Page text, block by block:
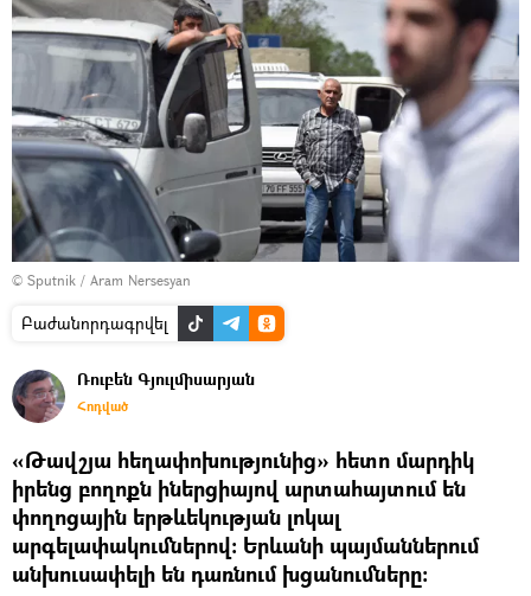
© Sputnik / Aram Nersesyan
Բաժանորդագրվել
Ռուբեն Գյուլմիսարյան
Հոդված
«Թավշյա հեղափոխությունից» հետո մարդիկ
իրենց բողոքն իներցիայով արտահայտում են
փողոցային երթևեկության լոկալ
արգելափակումներով։ Երևանի պայմաններում
անխուսափելի են դառնում խցանումները։